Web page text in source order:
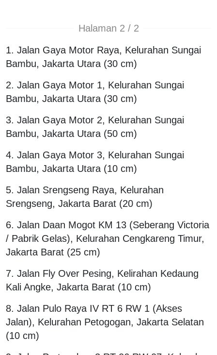
Halaman 2 / 2
1. Jalan Gaya Motor Raya, Kelurahan Sungai
Bambu, Jakarta Utara (30 cm)
2. Jalan Gaya Motor 1, Kelurahan Sungai
Bambu, Jakarta Utara (30 cm)
3. Jalan Gaya Motor 2, Kelurahan Sungai
Bambu, Jakarta Utara (50 cm)
4. Jalan Gaya Motor 3, Kelurahan Sungai
Bambu, Jakarta Utara (10 cm)
5. Jalan Srengseng Raya, Kelurahan
Srengseng, Jakarta Barat (20 cm)
6. Jalan Daan Mogot KM 13 (Seberang Victoria
/ Pabrik Gelas), Kelurahan Cengkareng Timur,
Jakarta Barat (25 cm)
7. Jalan Fly Over Pesing, Kelirahan Kedaung
Kali Angke, Jakarta Barat (10 cm)
8. Jalan Pulo Raya IV RT 6 RW 1 (Akses
Jalan), Kelurahan Petogogan, Jakarta Selatan
(10 cm)